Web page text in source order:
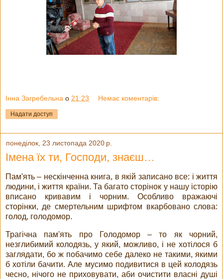
Інна Загребельна о 21:23 Немає коментарів:
Надати доступ
понеділок, 23 листопада 2020 р.
Імена їх ти, Господи, знаєш…
Пам'ять – нескінченна книга, в якій записано все: і життя
людини, і життя країни. Та багато сторінок у нашу історію
вписано кривавим і чорним. Особливо вражаючі
сторінки, де смертельним шрифтом вкарбовано слова:
голод, голодомор.
Трагічна пам'ять про Голодомор – то як чорний,
незглибимий колодязь, у який, можливо, і не хотілося б
заглядати, бо ж побачимо себе далеко не такими, якими
б хотіли бачити. Але мусимо подивитися в цей колодязь
чесно, нічого не приховувати, аби очистити власні душі